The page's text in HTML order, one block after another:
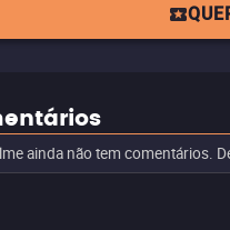
ainda não tem comentários.